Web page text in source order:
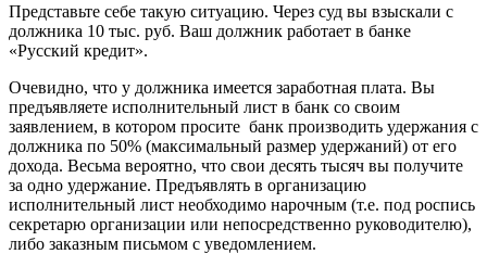
Представьте себе такую ситуацию. Через суд вы взыскали с
должника 10 тыс. руб. Ваш должник работает в банке
«Русский кредит».
Очевидно, что у должника имеется заработная плата. Вы
предъявляете исполнительный лист в банк со своим
заявлением, в котором просите банк производить удержания с
должника по 50% (максимальный размер удержаний) от его
дохода. Весьма вероятно, что свои десять тысяч вы получите
за одно удержание. Предъявлять в организацию
исполнительный лист необходимо нарочным (т.е. под роспись
секретарю организации или непосредственно руководителю),
либо заказным письмом с уведомлением.